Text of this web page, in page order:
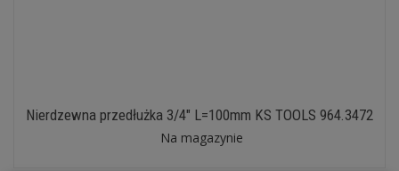
Nierdzewna przedłużka 3/4" L=100mm KS TOOLS 964.3472
Na magazynie